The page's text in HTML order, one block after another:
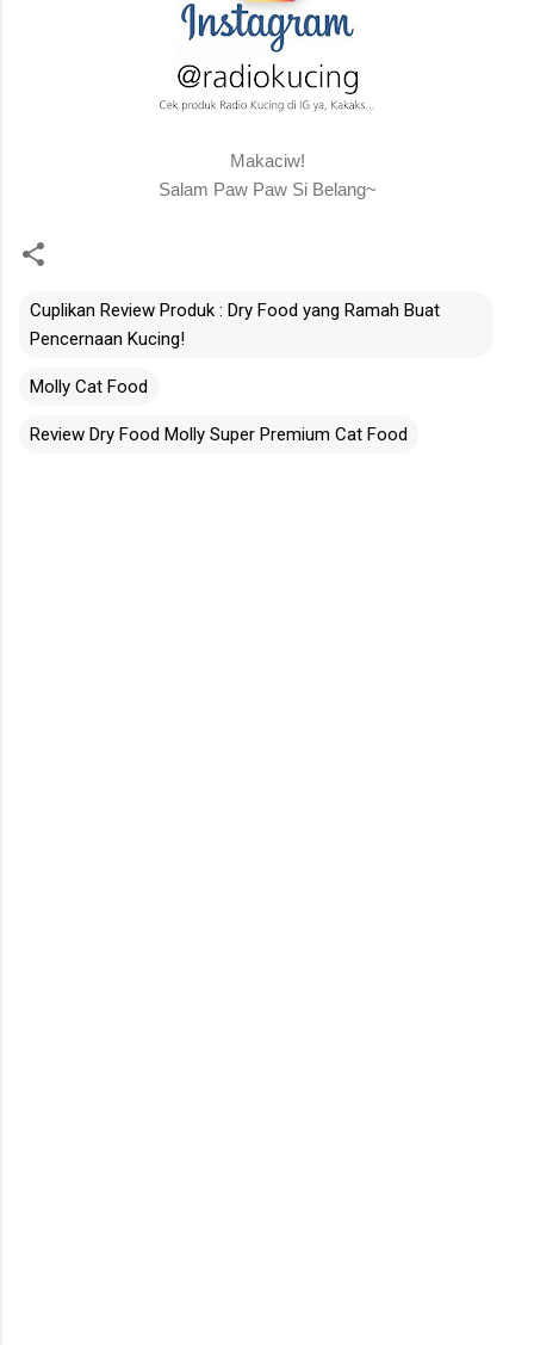
Makaciw!
Salam Paw Paw Si Belang~
Cuplikan Review Produk : Dry Food yang Ramah Buat
Pencernaan Kucing!
Molly Cat Food
Review Dry Food Molly Super Premium Cat Food